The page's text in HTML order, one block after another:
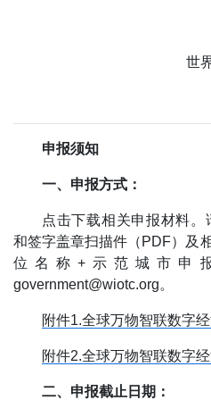
世
申报须知
一、申报方式：
点击下载相关申报材料
和签字盖章扫描件（PDF）及
位名称+示范城市申
government@wiotc.org。
附件1.全球万物智联数字
附件2.全球万物智联数字
二、申报截止日期：